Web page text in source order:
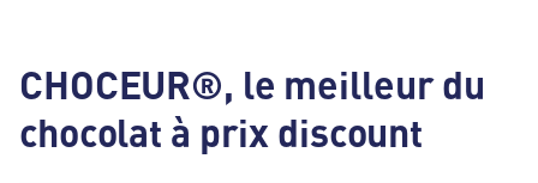
CHOCEUR®, le meilleur du
chocolat à prix discount